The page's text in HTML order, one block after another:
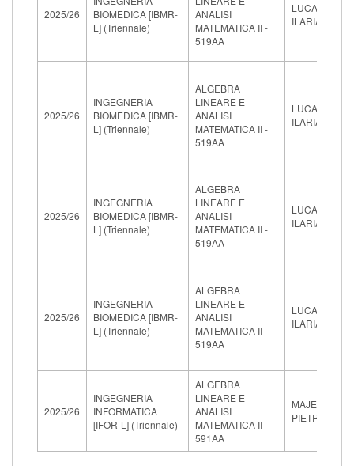
2025/26
BIOMEDICA [IBMR-
L] (Triennale)
ANALISI
MATEMATICA II -
519AA
LUCARDESI
ILARIA
2025/26
INGEGNERIA
BIOMEDICA [IBMR-
L] (Triennale)
ALGEBRA
LINEARE E
ANALISI
MATEMATICA II -
519AA
LUCARDESI
ILARIA
2025/26
INGEGNERIA
BIOMEDICA [IBMR-
L] (Triennale)
ALGEBRA
LINEARE E
ANALISI
MATEMATICA II -
519AA
LUCARDESI
ILARIA
2025/26
INGEGNERIA
BIOMEDICA [IBMR-
L] (Triennale)
ALGEBRA
LINEARE E
ANALISI
MATEMATICA II -
519AA
LUCARDESI
ILARIA
2025/26
INGEGNERIA
INFORMATICA
[IFOR-L] (Triennale)
ALGEBRA
LINEARE E
ANALISI
MATEMATICA II -
591AA
MAJER
PIETRO